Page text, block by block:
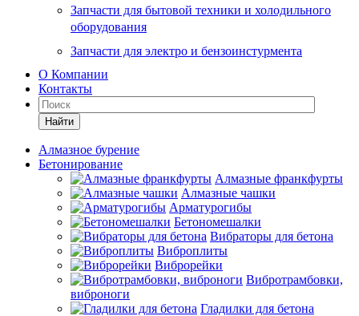
Запчасти для бытовой техники и холодильного
оборудования
Запчасти для электро и бензоинстурмента
О Компании
Контакты
Найти
Алмазное бурение
Бетонирование
Алмазные франкфурты
Алмазные чашки
Арматурогибы
Бетономешалки
Вибраторы для бетона
Виброплиты
Виброрейки
Вибротрамбовки,
виброноги
Гладилки для бетона